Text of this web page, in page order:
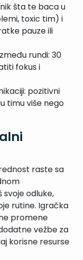
šta te baca u
toxic tim) i
pauze ili
rundi: 30
fokus i
pozitivni
timu više nego
raste sa
svoje odluke,
rutine. Igračka
promene
vežbe za
korisne resurse